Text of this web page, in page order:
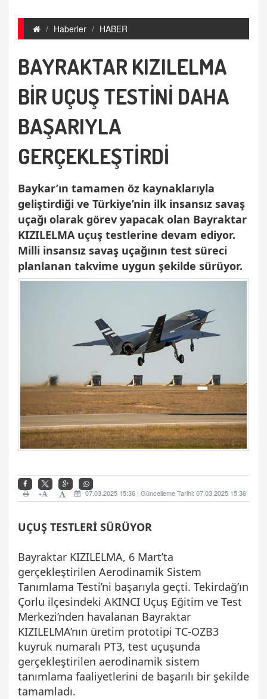
Haberler HABER
BAYRAKTAR KIZILELMA
BİR UÇUŞ TESTİNİ DAHA
BAŞARIYLA
GERÇEKLEŞTİRDİ
Baykar’ın tamamen öz kaynaklarıyla
geliştirdiği ve Türkiye’nin ilk insansız savaş
uçağı olarak görev yapacak olan Bayraktar
KIZILELMA uçuş testlerine devam ediyor.
Milli insansız savaş uçağının test süreci
planlanan takvime uygun şekilde sürüyor.
07.03.2025 15:36 | Güncelleme Tarihi: 07.03.2025 15:36
-
+
UÇUŞ TESTLERİ SÜRÜYOR
Bayraktar KIZILELMA, 6 Mart’ta
gerçekleştirilen Aerodinamik Sistem
Tanımlama Testi’ni başarıyla geçti. Tekirdağ’ın
Çorlu ilçesindeki AKINCI Uçuş Eğitim ve Test
Merkezi’nden havalanan Bayraktar
KIZILELMA’nın üretim prototipi TC-OZB3
kuyruk numaralı PT3, test uçuşunda
gerçekleştirilen aerodinamik sistem
tanımlama faaliyetlerini de başarılı bir şekilde
tamamladı.